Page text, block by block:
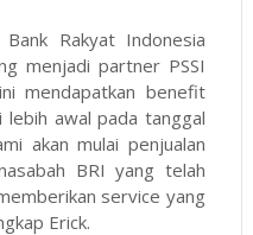
Rakyat Indonesia
menjadi partner PSSI
mendapatkan benefit
lebih awal pada tanggal
akan mulai penjualan
BRI yang telah
service yang
Erick.